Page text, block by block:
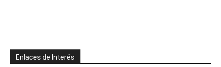
Enlaces de Interés